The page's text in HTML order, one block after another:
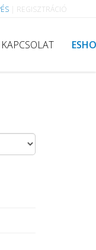
REGISZTRÁCIÓ
KAPCSOLAT